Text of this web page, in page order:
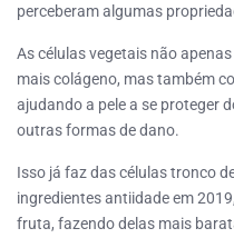
perceberam algumas
As células vegetais não
mais colágeno, mas também
ajudando a pele a se proteger
outras formas de dano.
Isso já faz das células tronco
ingredientes antiidade em
fruta, fazendo delas mais